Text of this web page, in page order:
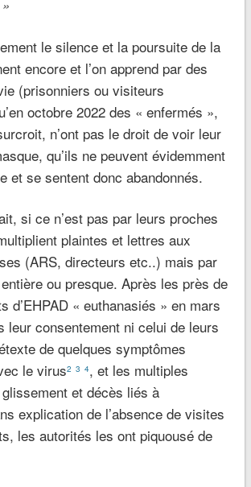
»
le silence et la poursuite de la
encore et l’on apprend par des
(prisonniers ou visiteurs
octobre 2022 des « enfermés »,
n’ont pas le droit de voir leur
qu’ils ne peuvent évidemment
et se sentent donc abandonnés.
si ce n’est pas par leurs proches
plaintes et lettres aux
(ARS, directeurs etc..) mais par
ou presque. Après les près de
d’EHPAD « euthanasiés » en mars
leur consentement ni celui de leurs
de quelques symptômes
le virus2 3 4, et les multiples
et décès liés à
explication de l’absence de visites
les autorités les ont piquousé de